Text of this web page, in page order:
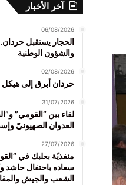
آخر الأخبار
06/08/2026
الحجار يستقبل
والشؤون الوطنية
02/08/2026
حردان أبرق إلى هيكل
31/07/2026
لقاء بين “القومي”
العدوان الصهيونيّ
27/07/2026
منفذيّة بعلبك في
سعاده باحتفال حاشد
الشعب والجيش